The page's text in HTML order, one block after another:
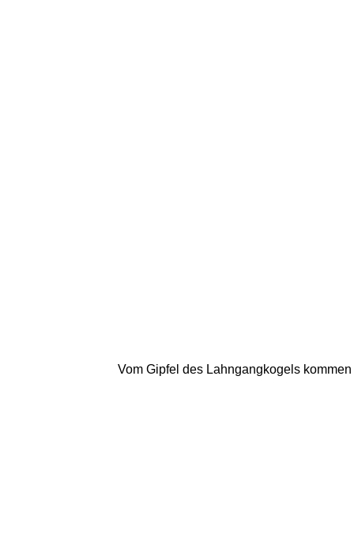
Vom Gipfel des Lahngangkogels